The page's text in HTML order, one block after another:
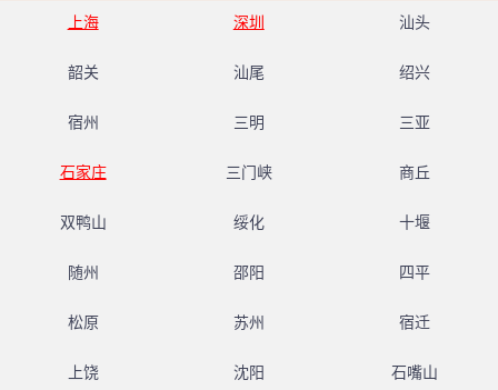
上海 深圳 汕头
韶关 汕尾 绍兴
宿州 三明 三亚
石家庄 三门峡 商丘
双鸭山 绥化 十堰
随州 邵阳 四平
松原 苏州 宿迁
上饶 沈阳 石嘴山